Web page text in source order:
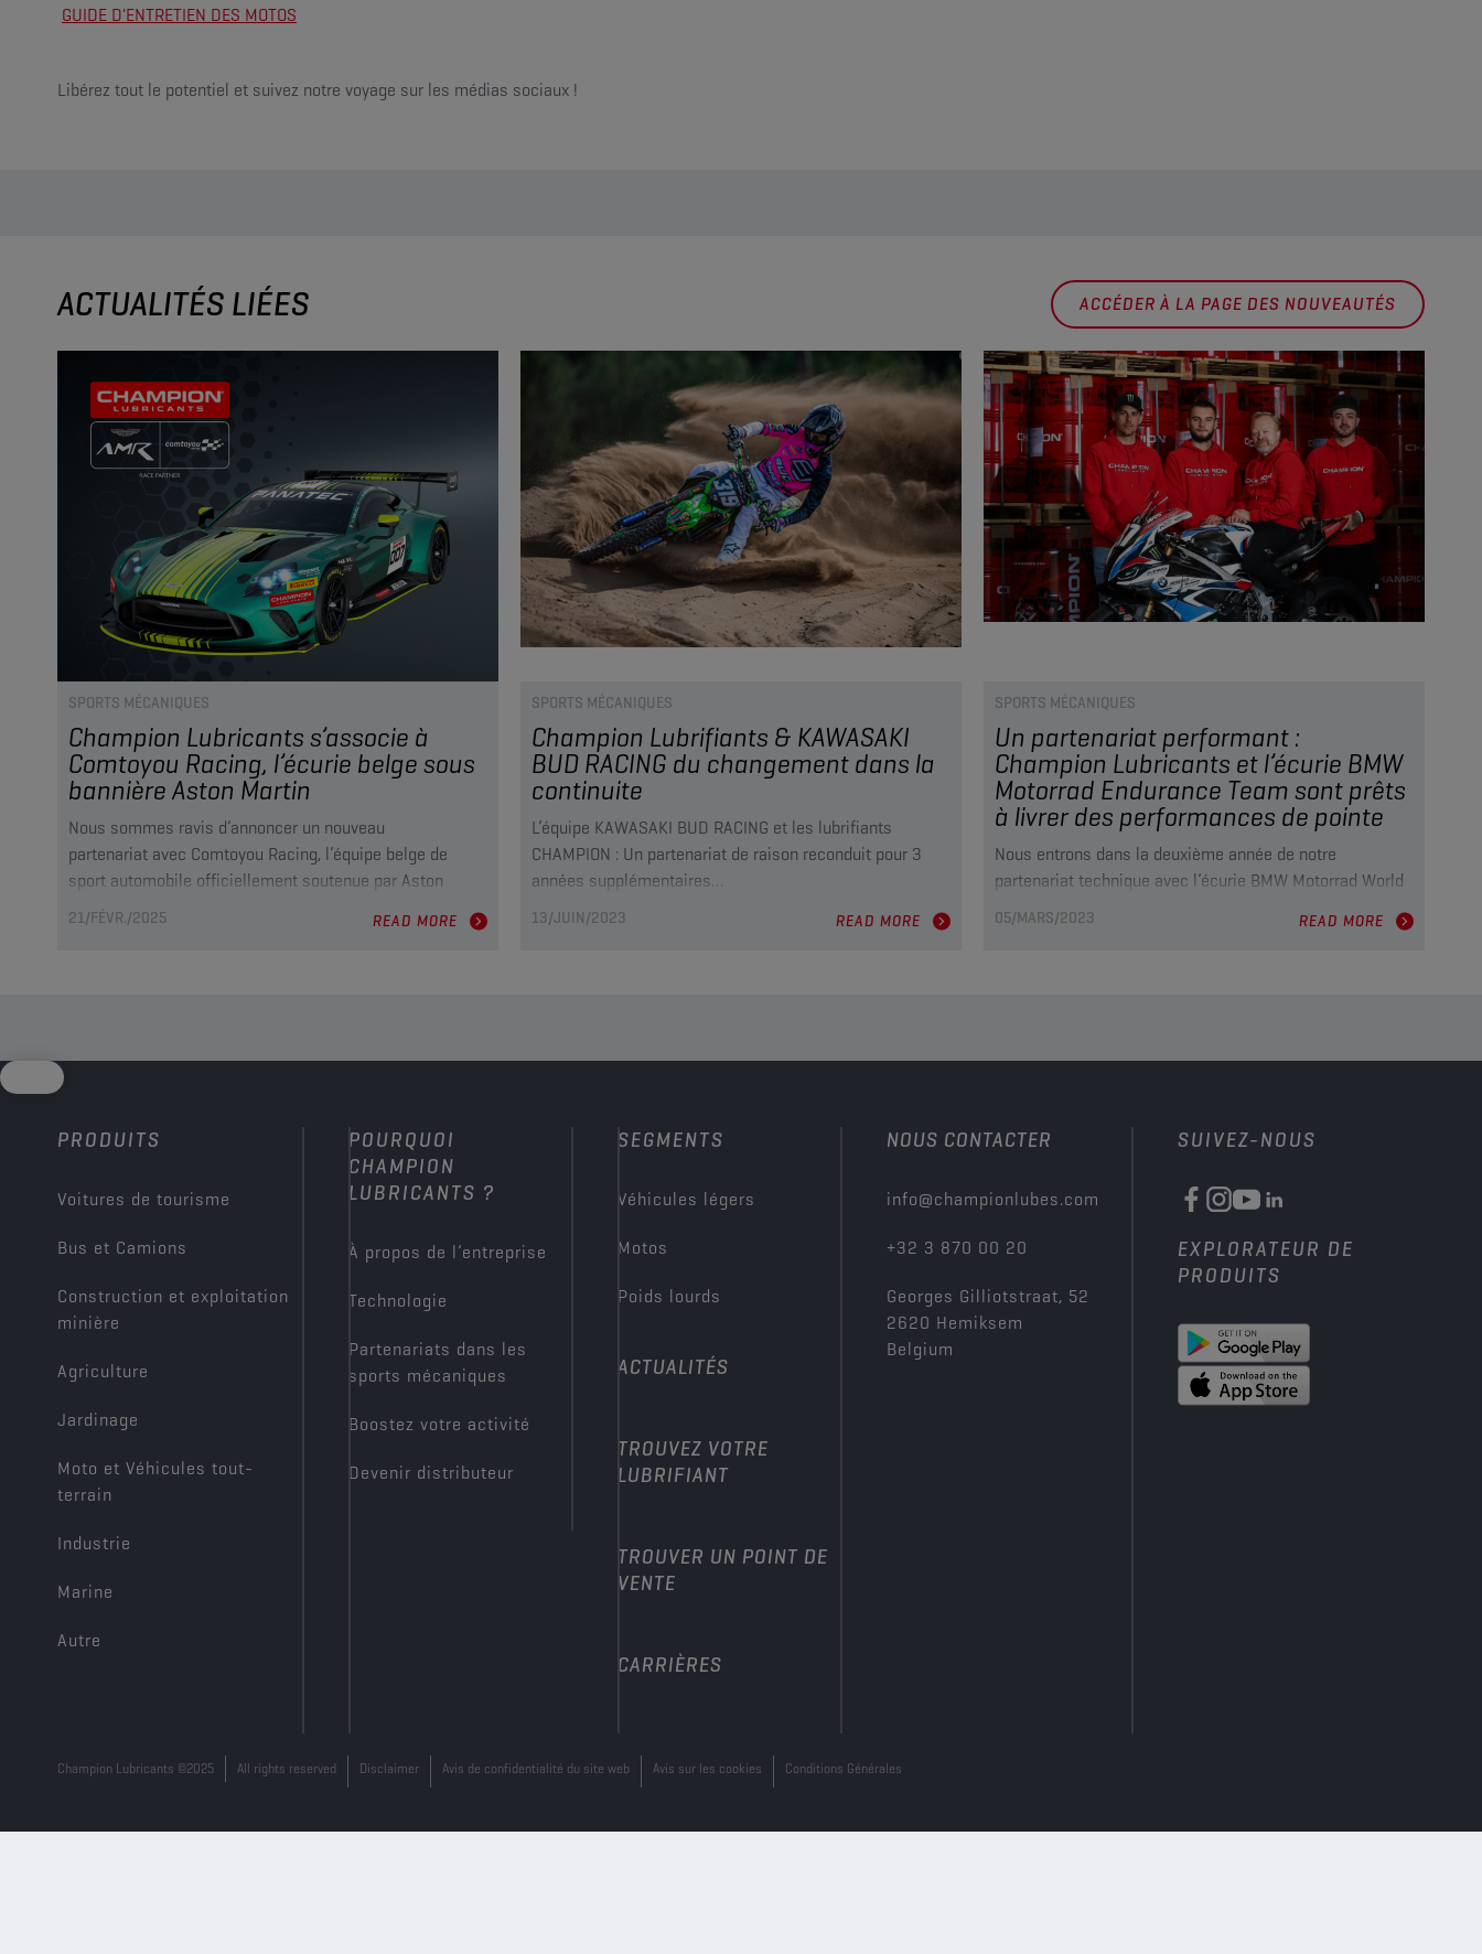
GUIDE D'ENTRETIEN DES MOTOS
Libérez tout le potentiel et suivez notre voyage sur les médias sociaux !
ACTUALITÉS LIÉES ACCÉDER À LA PAGE DES NOUVEAUTÉS
SPORTS MÉCANIQUES
Champion Lubricants s’associe à
Comtoyou Racing, l’écurie belge sous
bannière Aston Martin
Nous sommes ravis d’annoncer un nouveau
partenariat avec Comtoyou Racing, l’équipe belge de
sport automobile officiellement soutenue par Aston
Martin Racing (AMR) et basée à Gembloux, en Belgique.
conçues pour les conditions extrêmes de la course
21/FÉVR./2025 READ MORE
SPORTS MÉCANIQUES
Champion Lubrifiants & KAWASAKI
BUD RACING du changement dans la
continuite
L’équipe KAWASAKI BUD RACING et les lubrifiants
CHAMPION : Un partenariat de raison reconduit pour 3
années supplémentaires…
13/JUIN/2023 READ MORE
SPORTS MÉCANIQUES
Un partenariat performant :
Champion Lubricants et l’écurie BMW
Motorrad Endurance Team sont prêts
à livrer des performances de pointe
Nous entrons dans la deuxième année de notre
partenariat technique avec l’écurie BMW Motorrad World
Endurance-Team. Dans cet entretien exclusif, le directeur
de l’écurie Werner Daemen présente les points forts de
05/MARS/2023 READ MORE
PRODUITS
Voitures de tourisme
Bus et Camions
Construction et exploitation
minière
Agriculture
Jardinage
Moto et Véhicules tout-
terrain
Industrie
Marine
Autre
POURQUOI
CHAMPION
LUBRICANTS ?
À propos de l’entreprise
Technologie
Partenariats dans les
sports mécaniques
Boostez votre activité
Devenir distributeur
SEGMENTS
Véhicules légers
Motos
Poids lourds
ACTUALITÉS
TROUVEZ VOTRE
LUBRIFIANT
TROUVER UN POINT DE
VENTE
CARRIÈRES
NOUS CONTACTER
info@championlubes.com
+32 3 870 00 20
Georges Gilliotstraat, 52
2620 Hemiksem
Belgium
SUIVEZ-NOUS
EXPLORATEUR DE
PRODUITS
Champion Lubricants ©2025 All rights reserved Disclaimer Avis de confidentialité du site web Avis sur les cookies Conditions Générales